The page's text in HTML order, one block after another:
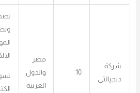
شركة
ديجيالتي
10
مصر
والدول
العربية